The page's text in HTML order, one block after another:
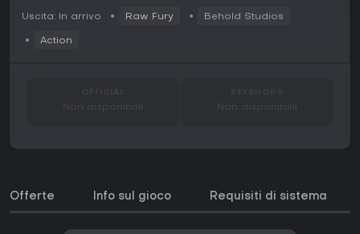
Uscita: In arrivo Raw Fury Behold Studios
Action
Non disponibile Non disponibile
Offerte Info sul gioco Requisiti di sistema